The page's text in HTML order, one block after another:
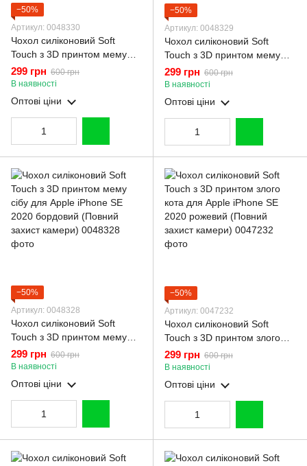
−50%
Артикул: 0048330
Чохол силіконовий Soft
Touch з 3D принтом мему
сібу для Apple iPhone SE
2020 молочний (Повний
захист камери)
299 грн 600 грн
В наявності
Оптові ціни
−50%
Артикул: 0048329
Чохол силіконовий Soft
Touch з 3D принтом мему
сібу для Apple iPhone SE
2020 коричневий (Повний
захист камери)
299 грн 600 грн
В наявності
Оптові ціни
−50%
Артикул: 0048328
Чохол силіконовий Soft
Touch з 3D принтом мему
сібу для Apple iPhone SE
2020 бордовий (Повний
захист камери)
299 грн 600 грн
В наявності
Оптові ціни
−50%
Артикул: 0047232
Чохол силіконовий Soft
Touch з 3D принтом злого
кота для Apple iPhone SE
2020 рожевий (Повний
захист камери)
299 грн 600 грн
В наявності
Оптові ціни